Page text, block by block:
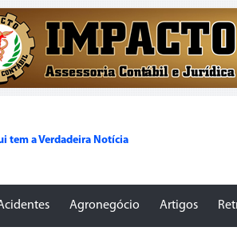
tem a Verdadeira Notícia
Agronegócio Artigos